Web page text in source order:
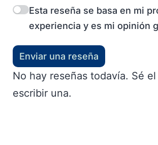
Esta reseña se basa en mi
experiencia y es mi opinión
Enviar una reseña
No hay reseñas todavía. Sé
escribir una.